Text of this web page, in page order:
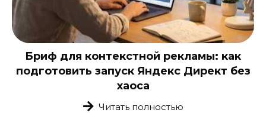
Бриф для контекстной рекламы: как
подготовить запуск Яндекс Директ без
хаоса
Читать полностью